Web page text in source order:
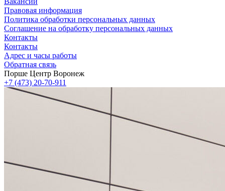
Правовая информация
Политика обработки персональных данных
Соглашение на обработку персональных данных
Контакты
Контакты
Адрес и часы работы
Обратная связь
Порше Центр Воронеж
+7 (473) 20-70-911